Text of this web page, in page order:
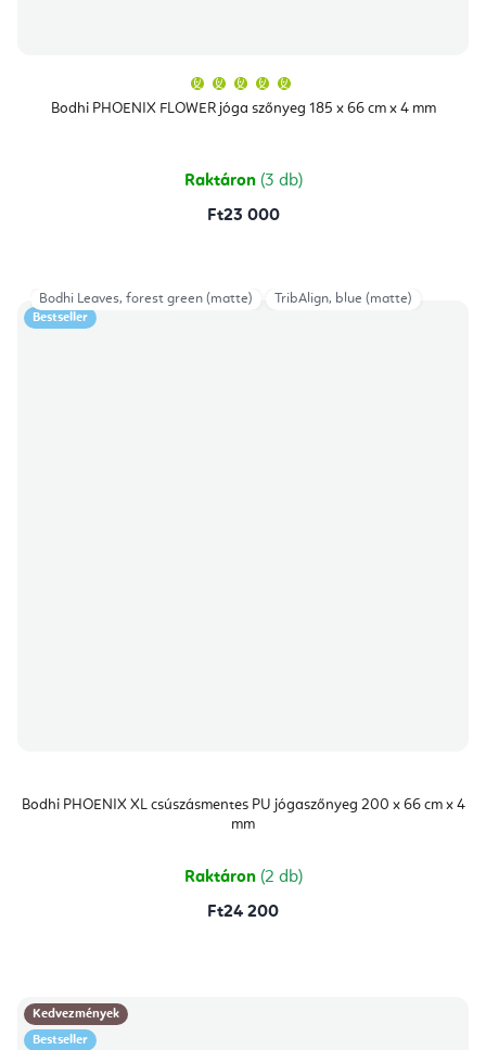
Bodhi PHOENIX FLOWER jóga szőnyeg 185 x 66 cm x 4 mm
átlagos
értékelése
csillag.
Raktáron (3 db)
Ft23 000
Bestseller
Bodhi PHOENIX XL csúszásmentes PU jógaszőnyeg 200 x 66 cm x 4
mm
Raktáron (2 db)
Ft24 200
Bodhi Leaves, forest green (matte) TribAlign, blue (matte)
Kedvezmények
Bestseller